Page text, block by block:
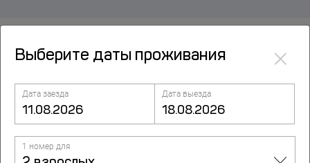
Посмотрите также
Апартаменты Kvart Марксистская
Нижняя-Радищевская улица, д.5/1, Москва
Выберите даты проживания ×
Дата заезда Дата выезда
1 номер для